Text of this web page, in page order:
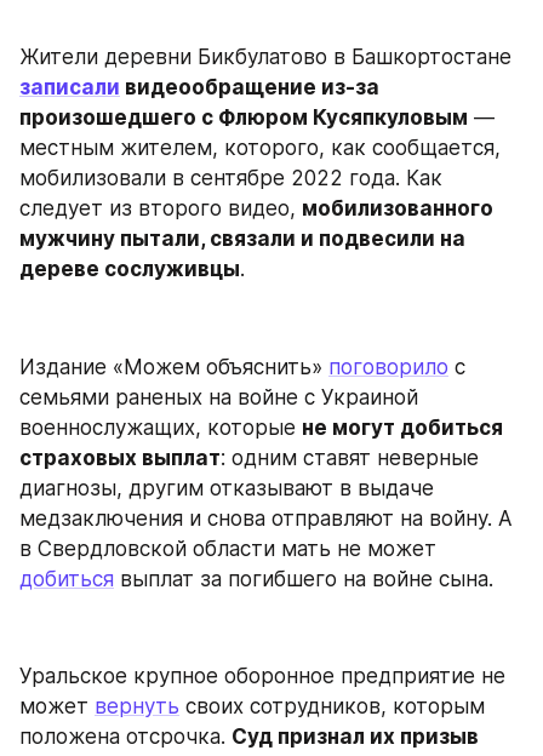
записали видеообращение из-за
произошедшего с Флюром Кусяпкуловым —
местным жителем, которого, как сообщается,
мобилизовали в сентябре 2022 года. Как
следует из второго видео, мобилизованного
мужчину пытали, связали и подвесили на
дереве сослуживцы.
Издание «Можем объяснить» поговорило с
семьями раненых на войне с Украиной
военнослужащих, которые не могут добиться
страховых выплат: одним ставят неверные
диагнозы, другим отказывают в выдаче
медзаключения и снова отправляют на войну. А
добиться выплат за погибшего на войне сына.
Уральское крупное оборонное предприятие не
может вернуть своих сотрудников, которым
положена отсрочка. Суд признал их призыв